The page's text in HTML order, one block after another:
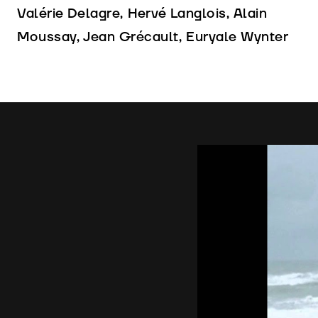
Valérie Delagre, Hervé Langlois, Alain
Moussay, Jean Grécault, Euryale Wynter